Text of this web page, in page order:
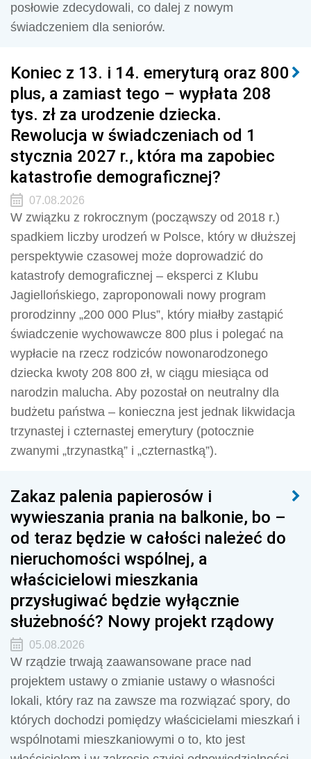
posłowie zdecydowali, co dalej z nowym
świadczeniem dla seniorów.
Koniec z 13. i 14. emeryturą oraz 800
plus, a zamiast tego – wypłata 208
tys. zł za urodzenie dziecka.
Rewolucja w świadczeniach od 1
stycznia 2027 r., która ma zapobiec
katastrofie demograficznej?
07.08.2026
W związku z rokrocznym (począwszy od 2018 r.)
spadkiem liczby urodzeń w Polsce, który w dłuższej
perspektywie czasowej może doprowadzić do
katastrofy demograficznej – eksperci z Klubu
Jagiellońskiego, zaproponowali nowy program
prorodzinny „200 000 Plus”, który miałby zastąpić
świadczenie wychowawcze 800 plus i polegać na
wypłacie na rzecz rodziców nowonarodzonego
dziecka kwoty 208 800 zł, w ciągu miesiąca od
narodzin malucha. Aby pozostał on neutralny dla
budżetu państwa – konieczna jest jednak likwidacja
trzynastej i czternastej emerytury (potocznie
zwanymi „trzynastką” i „czternastką”).
Zakaz palenia papierosów i
wywieszania prania na balkonie, bo –
od teraz będzie w całości należeć do
nieruchomości wspólnej, a
właścicielowi mieszkania
przysługiwać będzie wyłącznie
służebność? Nowy projekt rządowy
05.08.2026
W rządzie trwają zaawansowane prace nad
projektem ustawy o zmianie ustawy o własności
lokali, który raz na zawsze ma rozwiązać spory, do
których dochodzi pomiędzy właścicielami mieszkań i
wspólnotami mieszkaniowymi o to, kto jest